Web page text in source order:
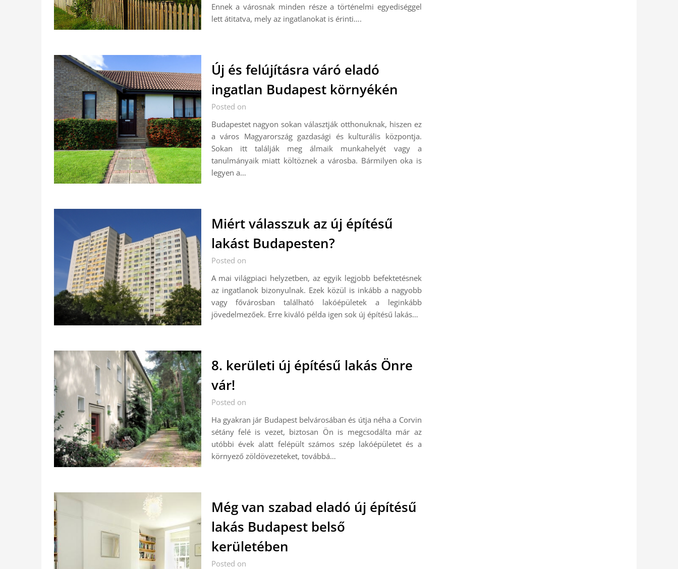
Ennek a városnak minden része a történelmi egyediséggel
lett átitatva, mely az ingatlanokat is érinti….
Új és felújításra váró eladó
ingatlan Budapest környékén
Posted on
Budapestet nagyon sokan választják otthonuknak, hiszen ez
a város Magyarország gazdasági és kulturális központja.
Sokan itt találják meg álmaik munkahelyét vagy a
tanulmányaik miatt költöznek a városba. Bármilyen oka is
legyen a…
Miért válasszuk az új építésű
lakást Budapesten?
Posted on
A mai világpiaci helyzetben, az egyik legjobb befektetésnek
az ingatlanok bizonyulnak. Ezek közül is inkább a nagyobb
vagy fővárosban található lakóépületek a leginkább
jövedelmezőek. Erre kiváló példa igen sok új építésű lakás…
8. kerületi új építésű lakás Önre
vár!
Posted on
Ha gyakran jár Budapest belvárosában és útja néha a Corvin
sétány felé is vezet, biztosan Ön is megcsodálta már az
utóbbi évek alatt felépült számos szép lakóépületet és a
környező zöldövezeteket, továbbá…
Még van szabad eladó új építésű
lakás Budapest belső
kerületében
Posted on